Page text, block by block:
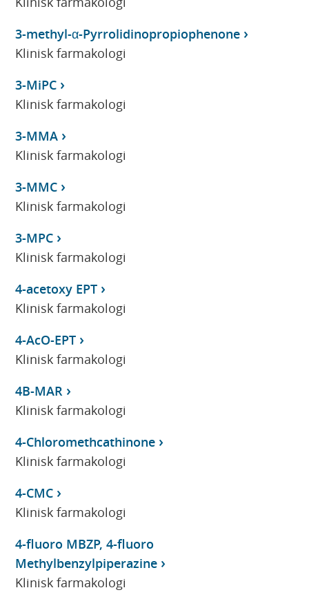
3-methyl-α-Pyrrolidinopropiophenone
Klinisk farmakologi
3-MiPC
Klinisk farmakologi
3-MMA
Klinisk farmakologi
3-MMC
Klinisk farmakologi
3-MPC
Klinisk farmakologi
4-acetoxy EPT
Klinisk farmakologi
4-AcO-EPT
Klinisk farmakologi
4B-MAR
Klinisk farmakologi
4-Chloromethcathinone
Klinisk farmakologi
4-CMC
Klinisk farmakologi
4-fluoro MBZP, 4-fluoro
Methylbenzylpiperazine
Klinisk farmakologi